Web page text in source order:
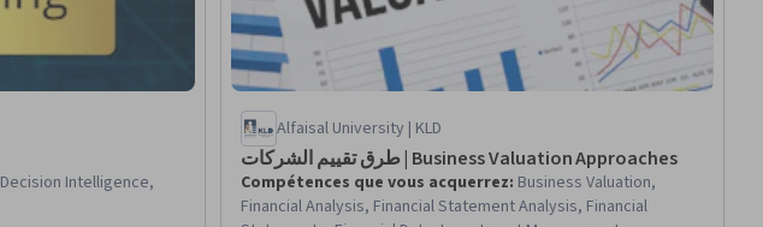
Decision Intelligence,
Alfaisal University | KLD
طرق تقييم الشركات | Business Valuation Approaches
Compétences que vous acquerrez: Business Valuation,
Financial Analysis, Financial Statement Analysis, Financial